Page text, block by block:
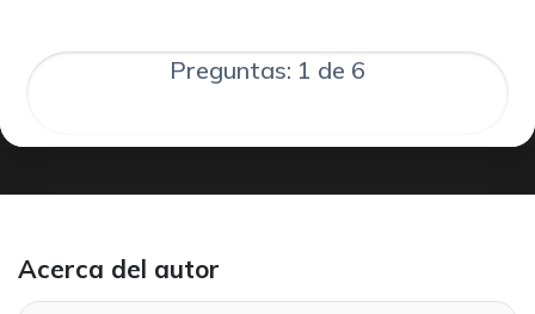
Preguntas: 1 de 6
Acerca del autor